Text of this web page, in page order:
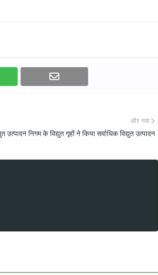
और नया
उत्पादन निगम के विद्युत गृहों ने किया सर्वाधिक विद्युत उत्पादन